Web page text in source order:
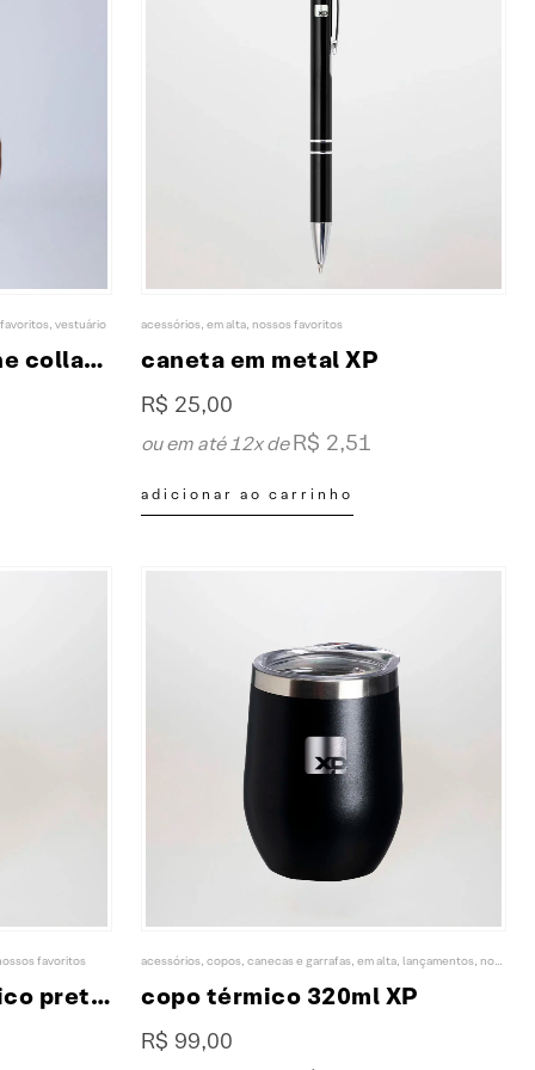
, vestuário
camiseta preta outline collab XP & NBA
acessórios, em alta, nossos favoritos
caneta em metal XP
R$ 25,00
ou em até 12x deR$ 2,51
adicionar ao carrinho
favoritos
copo de viagem térmico preto collab XP & NFL
acessórios, copos, canecas e garrafas, em alta, lançamentos, nossos favoritos
copo térmico 320ml XP
R$ 99,00